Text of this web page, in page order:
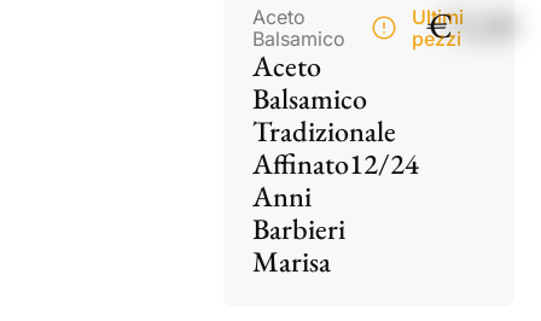
Aceto
Balsamico
Aceto
Balsamico
Tradizionale
Affinato12/24
Anni
Barbieri
Marisa
Ultimi
pezzi
€75,00